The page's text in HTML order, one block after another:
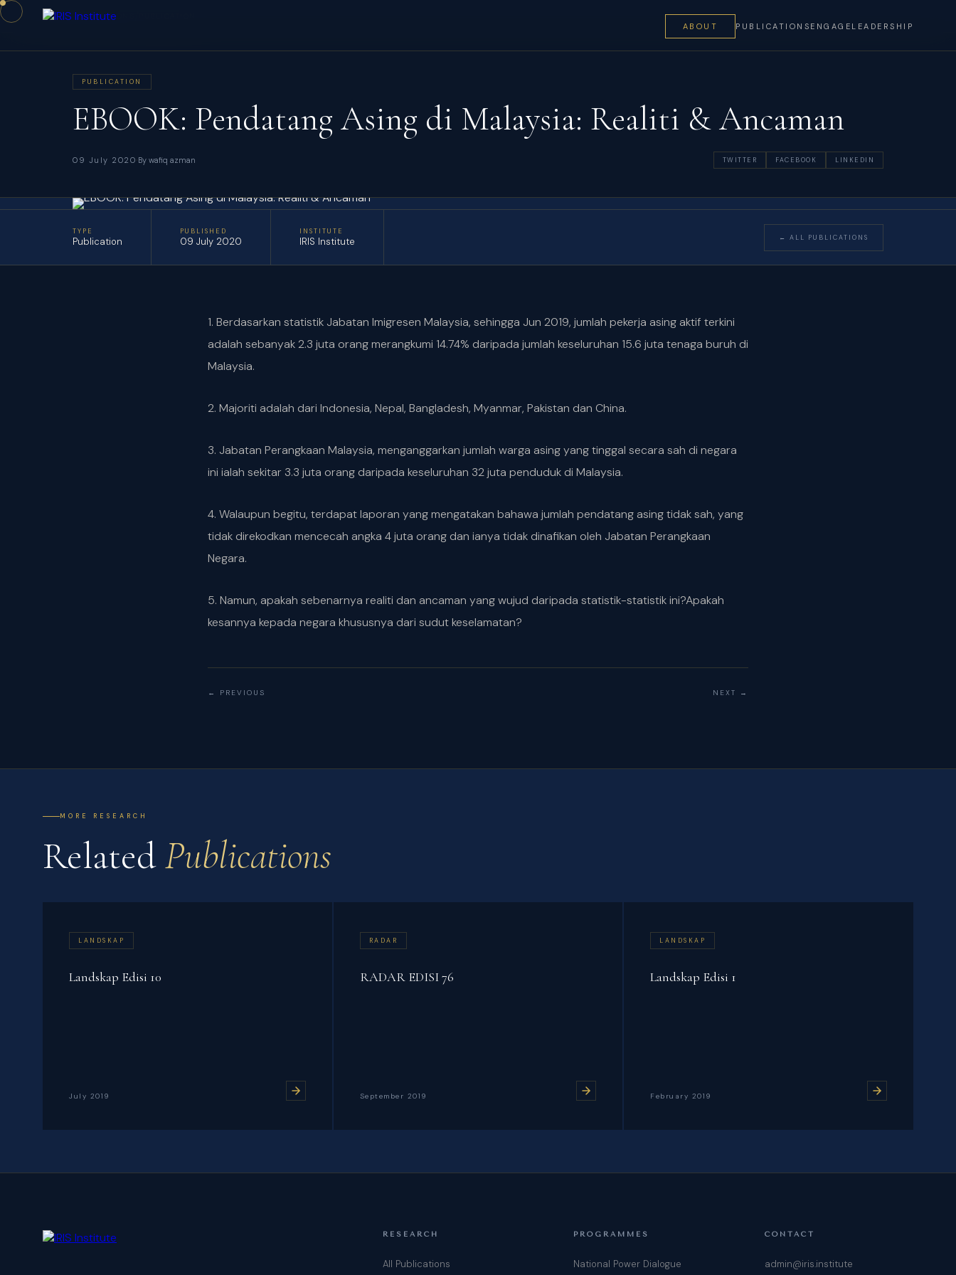
ABOUT PUBLICATIONS ENGAGE LEADERSHIP
HOME/ PUBLICATIONS
PUBLICATION
EBOOK: Pendatang Asing di Malaysia: Realiti & Ancaman
09 July 2020·By wafiq azman TWITTER FACEBOOK LINKEDIN
TYPE
Publication
PUBLISHED
09 July 2020
INSTITUTE
IRIS Institute ← ALL PUBLICATIONS
1. Berdasarkan statistik Jabatan Imigresen Malaysia, sehingga Jun 2019, jumlah pekerja asing aktif terkini
adalah sebanyak 2.3 juta orang merangkumi 14.74% daripada jumlah keseluruhan 15.6 juta tenaga buruh di
Malaysia.
2. Majoriti adalah dari Indonesia, Nepal, Bangladesh, Myanmar, Pakistan dan China.
3. Jabatan Perangkaan Malaysia, menganggarkan jumlah warga asing yang tinggal secara sah di negara
ini ialah sekitar 3.3 juta orang daripada keseluruhan 32 juta penduduk di Malaysia.
4. Walaupun begitu, terdapat laporan yang mengatakan bahawa jumlah pendatang asing tidak sah, yang
tidak direkodkan mencecah angka 4 juta orang dan ianya tidak dinafikan oleh Jabatan Perangkaan
Negara.
5. Namun, apakah sebenarnya realiti dan ancaman yang wujud daripada statistik-statistik ini?Apakah
kesannya kepada negara khususnya dari sudut keselamatan?
← PREVIOUS NEXT →
MORE RESEARCH
RelatedPublications
LANDSKAP
Landskap Edisi 10
July 2019
RADAR
RADAR EDISI 76
September 2019
LANDSKAP
Landskap Edisi 1
February 2019
RESEARCH
All Publications
PROGRAMMES
National Power Dialogue
CONTACT
admin@iris.institute